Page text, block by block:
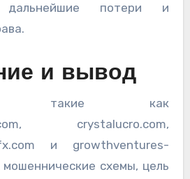
дальнейшие потери и
и вывод
такие как
crystalucro.com,
и growthventures-
схемы, цель